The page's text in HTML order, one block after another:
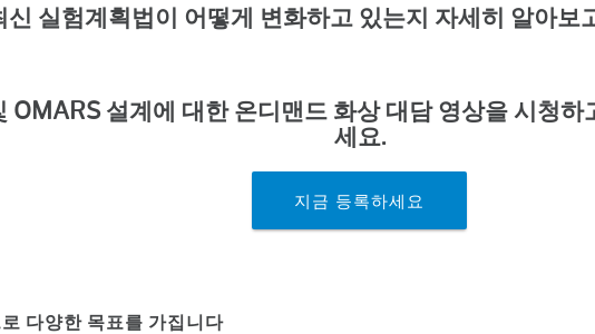
신 실험계획법이 어떻게 변화하고 있는지 자세히 알아보
OMARS 설계에 대한 온디맨드 화상 대담 영상을 시청
세요.
지금 등록하세요
다양한 목표를 가집니다